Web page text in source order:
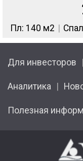
Пл: 140 м2
Для инвесторов
Аналитика
Полезная